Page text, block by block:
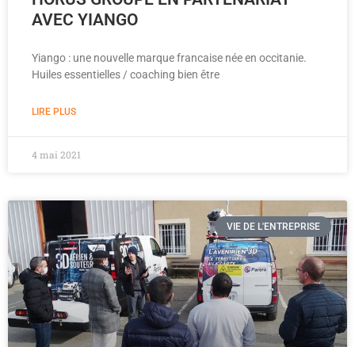
AVEC YIANGO
Yiango : une nouvelle marque francaise née en occitanie.
Huiles essentielles / coaching bien être
LIRE PLUS
4 mai 2021
VIE DE L'ENTREPRISE